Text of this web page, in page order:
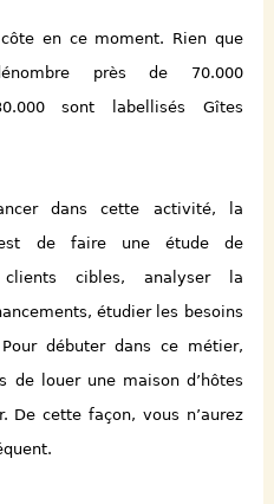
en ce moment. Rien que
près de 70.000
sont labellisés Gîtes
dans cette activité, la
de faire une étude de
cibles, analyser la
étudier les besoins
débuter dans ce métier,
de louer une maison d’hôtes
De cette façon, vous n’aurez